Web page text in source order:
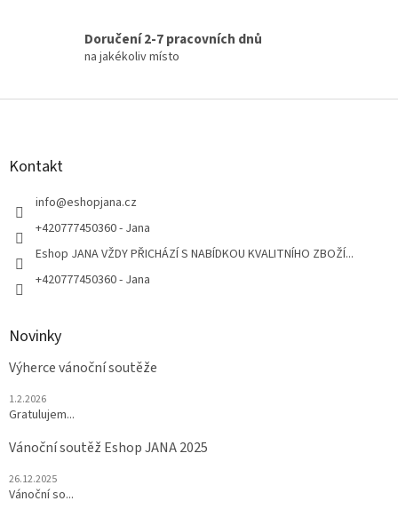
Doručení 2-7 pracovních dnů
na jakékoliv místo
Z
Kontakt
info@eshopjana.cz
+420777450360 - Jana
Eshop JANA VŽDY PŘICHÁZÍ S NABÍDKOU KVALITNÍHO ZBOŽÍ...
+420777450360 - Jana
Novinky
Výherce vánoční soutěže
1.2.2026
Gratulujem...
Vánoční soutěž Eshop JANA 2025
26.12.2025
Vánoční so...